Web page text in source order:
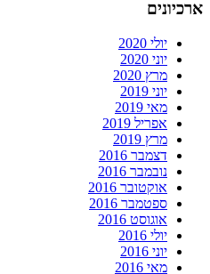
ארכיונים
יולי 2020
יוני 2020
מרץ 2020
יוני 2019
מאי 2019
אפריל 2019
מרץ 2019
דצמבר 2016
נובמבר 2016
אוקטובר 2016
ספטמבר 2016
אוגוסט 2016
יולי 2016
יוני 2016
מאי 2016